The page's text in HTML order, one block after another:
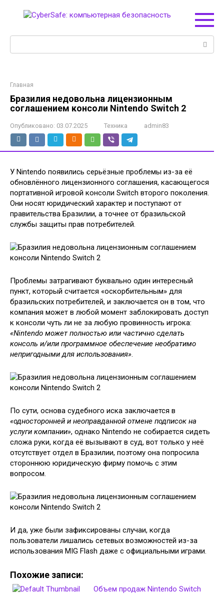
Главная
Бразилия недовольна лицензионным
соглашением консоли Nintendo Switch 2
Опубликовано: 03.07.2025 Техника admin83
У Nintendo появились серьёзные проблемы из-за её
обновлённого лицензионного соглашения, касающегося
портативной игровой консоли Switch второго поколения.
Они носят юридический характер и поступают от
правительства Бразилии, а точнее от бразильской
службы защиты прав потребителей.
Проблемы затрагивают буквально один интересный
пункт, который считается «оскорбительным» для
бразильских потребителей, и заключается он в том, что
компания может в любой момент заблокировать доступ
к консоли чуть ли не за любую провинность игрока:
«Nintendo может полностью или частично сделать
консоль и/или программное обеспечение необратимо
непригодными для использования».
По сути, основа судебного иска заключается в
«односторонней и неоправданной отмене подписок на
услуги компании», однако Nintendo не собирается сидеть
сложа руки, когда её вызывают в суд, вот только у неё
отсутствует отдел в Бразилии, поэтому она попросила
стороннюю юридическую фирму помочь с этим
вопросом.
И да, уже были зафиксированы случаи, когда
пользователи лишались сетевых возможностей из-за
использования MIG Flash даже с официальными играми.
Похожие записи:
Объем продаж Nintendo Switch